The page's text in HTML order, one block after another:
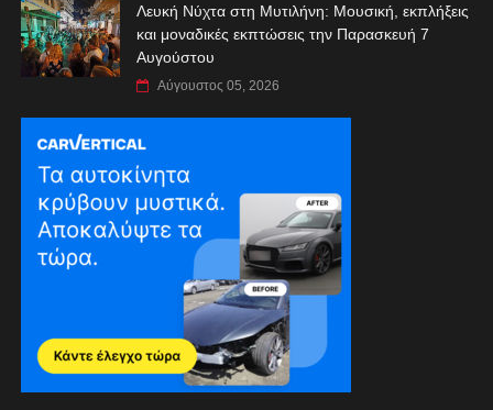
Λευκή Νύχτα στη Μυτιλήνη: Μουσική, εκπλήξεις
και μοναδικές εκπτώσεις την Παρασκευή 7
Αυγούστου
Αύγουστος 05, 2026